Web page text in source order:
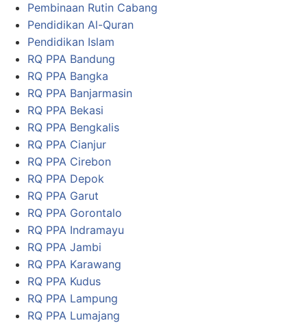
Pembinaan Rutin Cabang
Pendidikan Al-Quran
Pendidikan Islam
RQ PPA Bandung
RQ PPA Bangka
RQ PPA Banjarmasin
RQ PPA Bekasi
RQ PPA Bengkalis
RQ PPA Cianjur
RQ PPA Cirebon
RQ PPA Depok
RQ PPA Garut
RQ PPA Gorontalo
RQ PPA Indramayu
RQ PPA Jambi
RQ PPA Karawang
RQ PPA Kudus
RQ PPA Lampung
RQ PPA Lumajang